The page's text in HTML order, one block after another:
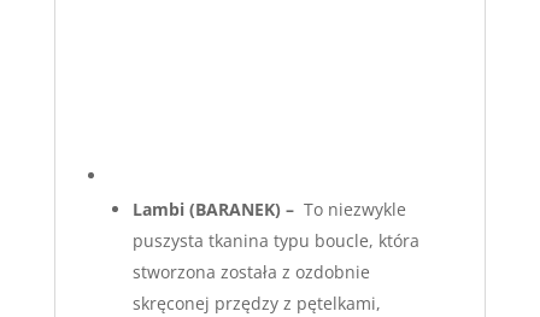
Lambi (BARANEK) – To niezwykle
puszysta tkanina typu boucle, która
stworzona została z ozdobnie
skręconej przędzy z pętelkami,